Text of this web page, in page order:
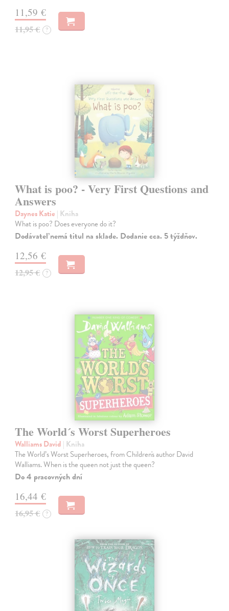
11,59 €
11,95 € ?
What is poo? - Very First Questions and
Answers
Daynes Katie | Kniha
What is poo? Does everyone do it?
Dodávateľ nemá titul na sklade. Dodanie cca. 5 týždňov.
12,56 €
12,95 € ?
The World´s Worst Superheroes
Walliams David | Kniha
The World’s Worst Superheroes, from Children's author David
Walliams. When is the queen not just the queen?
Do 4 pracovných dní
16,44 €
16,95 € ?